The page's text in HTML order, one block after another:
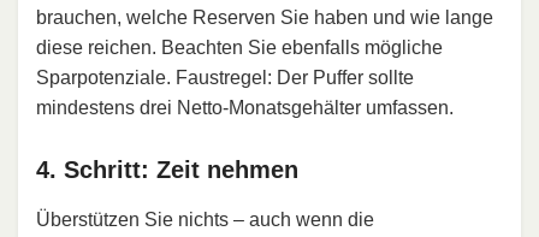
brauchen, welche Reserven Sie haben und wie lange
diese reichen. Beachten Sie ebenfalls mögliche
Sparpotenziale. Faustregel: Der Puffer sollte
mindestens drei Netto-Monatsgehälter umfassen.
4. Schritt: Zeit nehmen
Überstützen Sie nichts – auch wenn die